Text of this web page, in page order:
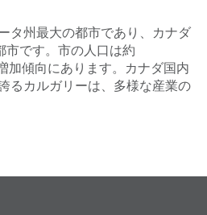
タ州最大の都市であり、カナダ
です。市の人口は約
加傾向にあります。カナダ国内
るカルガリーは、多様な産業の